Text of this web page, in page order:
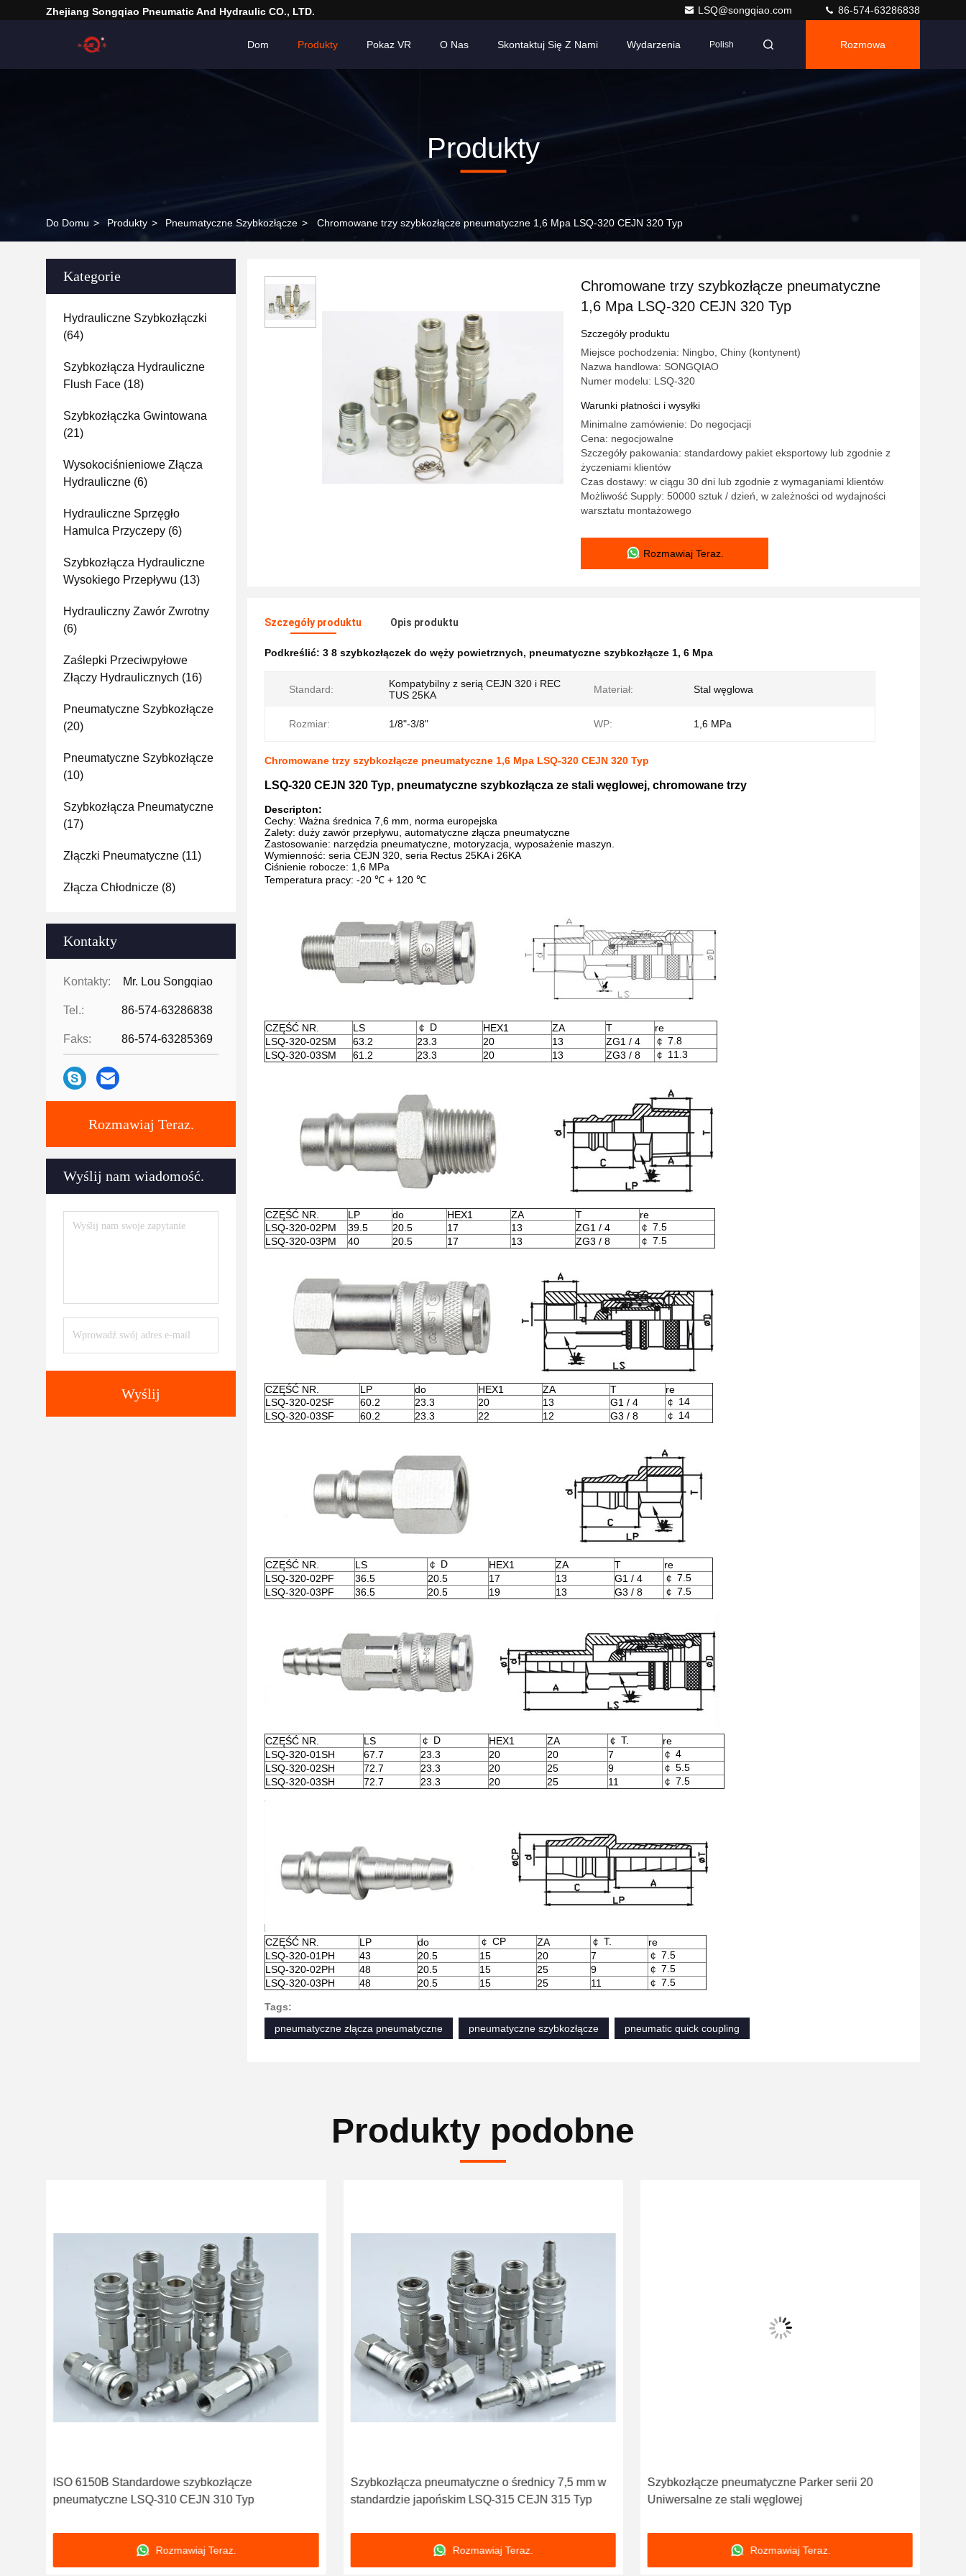
Zhejiang Songqiao Pneumatic And Hydraulic CO., LTD. LSQ@songqiao.com 86-574-63286838
Dom Produkty Pokaz VR O Nas Skontaktuj Się Z Nami Wydarzenia Polish Rozmowa
Produkty
Do Domu > Produkty > Pneumatyczne Szybkozłącze > Chromowane trzy szybkozłącze pneumatyczne 1,6 Mpa LSQ-320 CEJN 320 Typ
Kategorie
Hydrauliczne Szybkozłączki
(64)
Szybkozłącza Hydrauliczne
Flush Face (18)
Szybkozłączka Gwintowana
(21)
Wysokociśnieniowe Złącza
Hydrauliczne (6)
Hydrauliczne Sprzęgło
Hamulca Przyczepy (6)
Szybkozłącza Hydrauliczne
Wysokiego Przepływu (13)
Hydrauliczny Zawór Zwrotny
(6)
Zaślepki Przeciwpyłowe
Złączy Hydraulicznych (16)
Pneumatyczne Szybkozłącze
(20)
Pneumatyczne Szybkozłącze
(10)
Szybkozłącza Pneumatyczne
(17)
Złączki Pneumatyczne (11)
Złącza Chłodnicze (8)
Kontakty
Kontakty: Mr. Lou Songqiao
Tel.: 86-574-63286838
Faks: 86-574-63285369
Rozmawiaj Teraz.
Wyślij nam wiadomość.
Wyślij
Chromowane trzy szybkozłącze pneumatyczne
1,6 Mpa LSQ-320 CEJN 320 Typ
Szczegóły produktu
Miejsce pochodzenia: Ningbo, Chiny (kontynent)
Nazwa handlowa: SONGQIAO
Numer modelu: LSQ-320
Warunki płatności i wysyłki
Minimalne zamówienie: Do negocjacji
Cena: negocjowalne
Szczegóły pakowania: standardowy pakiet eksportowy lub zgodnie z
życzeniami klientów
Czas dostawy: w ciągu 30 dni lub zgodnie z wymaganiami klientów
Możliwość Supply: 50000 sztuk / dzień, w zależności od wydajności
warsztatu montażowego
Rozmawiaj Teraz.
Szczegóły produktu Opis produktu
Podkreślić: 3 8 szybkozłączek do węży powietrznych, pneumatyczne szybkozłącze 1, 6 Mpa
Standard:
Kompatybilny z serią CEJN 320 i REC
TUS 25KA
Materiał: Stal węglowa
Rozmiar: 1/8"-3/8" WP: 1,6 MPa
Chromowane trzy szybkozłącze pneumatyczne 1,6 Mpa LSQ-320 CEJN 320 Typ
LSQ-320 CEJN 320 Typ, pneumatyczne szybkozłącza ze stali węglowej, chromowane trzy
Descripton:
Cechy: Ważna średnica 7,6 mm, norma europejska
Zalety: duży zawór przepływu, automatyczne złącza pneumatyczne
Zastosowanie: narzędzia pneumatyczne, motoryzacja, wyposażenie maszyn.
Wymienność: seria CEJN 320, seria Rectus 25KA i 26KA
Ciśnienie robocze: 1,6 MPa
Temperatura pracy: -20 ℃ + 120 ℃
CZĘŚĆ NR. LS ￠ D HEX1 ZA T
re
LSQ-320-02SM
63.2 23.3 20 13 ZG1 / 4
￠ 7.8
LSQ-320-03SM
61.2 23.3 20 13 ZG3 / 8 ￠ 11.3
CZĘŚĆ NR. LP do HEX1 ZA T
re
LSQ-320-02PM
39.5 20.5 17 13 ZG1 / 4
￠ 7.5
LSQ-320-03PM
40 20.5 17 13 ZG3 / 8 ￠ 7.5
CZĘŚĆ NR. LP do HEX1 ZA T
re
LSQ-320-02SF
60.2 23.3 20 13 G1 / 4
￠ 14
LSQ-320-03SF
60.2 23.3 22 12 G3 / 8 ￠ 14
CZĘŚĆ NR. LS ￠ D HEX1 ZA T
re
LSQ-320-02PF
36.5 20.5 17 13 G1 / 4
￠ 7.5
LSQ-320-03PF
36.5 20.5 19 13 G3 / 8 ￠ 7.5
CZĘŚĆ NR. LS ￠ D HEX1 ZA ￠ T.
re
LSQ-320-01SH
67.7 23.3 20 20 7
￠ 4
LSQ-320-02SH
72.7 23.3 20 25 9
￠ 5.5
LSQ-320-03SH
72.7 23.3 20 25 11 ￠ 7.5
CZĘŚĆ NR. LP do ￠ CP ZA ￠ T.
re
LSQ-320-01PH
43 20.5 15 20 7
￠ 7.5
LSQ-320-02PH
48 20.5 15 25 9
￠ 7.5
LSQ-320-03PH
48 20.5 15 25 11 ￠ 7.5
Tags:
pneumatyczne złącza pneumatyczne
pneumatyczne szybkozłącze pneumatic quick coupling
Produkty podobne
ISO 6150B Standardowe szybkozłącze
pneumatyczne LSQ-310 CEJN 310 Typ
Rozmawiaj Teraz.
Szybkozłącza pneumatyczne o średnicy 7,5 mm w
standardzie japońskim LSQ-315 CEJN 315 Typ
Rozmawiaj Teraz.
Szybkozłącze pneumatyczne Parker serii 20
Uniwersalne ze stali węglowej
Rozmawiaj Teraz.